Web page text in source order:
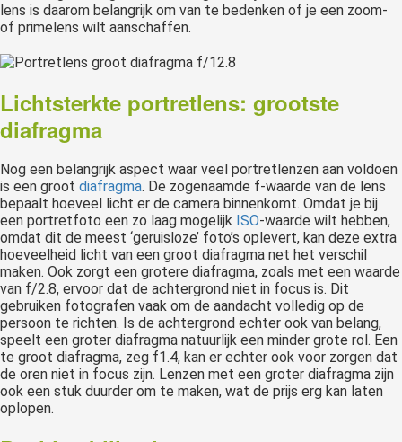
lens is daarom belangrijk om van te bedenken of je een zoom-
of primelens wilt aanschaffen.
Lichtsterkte portretlens: grootste
diafragma
Nog een belangrijk aspect waar veel portretlenzen aan voldoen
is een groot diafragma. De zogenaamde f-waarde van de lens
bepaalt hoeveel licht er de camera binnenkomt. Omdat je bij
een portretfoto een zo laag mogelijk ISO-waarde wilt hebben,
omdat dit de meest ‘geruisloze’ foto’s oplevert, kan deze extra
hoeveelheid licht van een groot diafragma net het verschil
maken. Ook zorgt een grotere diafragma, zoals met een waarde
van f/2.8, ervoor dat de achtergrond niet in focus is. Dit
gebruiken fotografen vaak om de aandacht volledig op de
persoon te richten. Is de achtergrond echter ook van belang,
speelt een groter diafragma natuurlijk een minder grote rol. Een
te groot diafragma, zeg f1.4, kan er echter ook voor zorgen dat
de oren niet in focus zijn. Lenzen met een groter diafragma zijn
ook een stuk duurder om te maken, wat de prijs erg kan laten
oplopen.